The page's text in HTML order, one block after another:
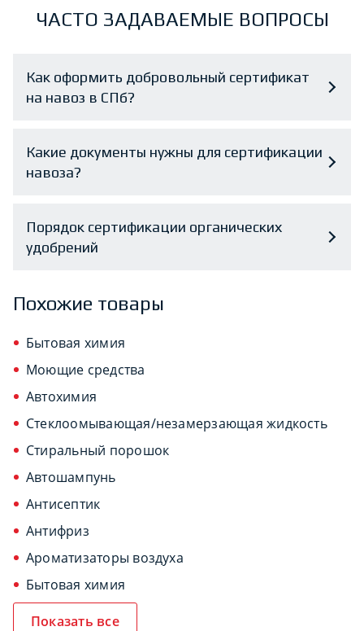
ЧАСТО ЗАДАВАЕМЫЕ ВОПРОСЫ
Как оформить добровольный сертификат
на навоз в СПб?
Какие документы нужны для сертификации
навоза?
Порядок сертификации органических
удобрений
Похожие товары
Бытовая химия
Моющие средства
Автохимия
Стеклоомывающая/незамерзающая жидкость
Стиральный порошок
Автошампунь
Антисептик
Антифриз
Ароматизаторы воздуха
Бытовая химия
Показать все